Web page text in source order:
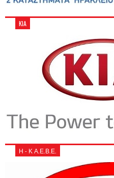
KIA
Η - Κ Α.Ε.Β.Ε.